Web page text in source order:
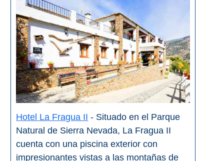
Hotel La Fragua II - Situado en el Parque
Natural de Sierra Nevada, La Fragua II
cuenta con una piscina exterior con
impresionantes vistas a las montañas de